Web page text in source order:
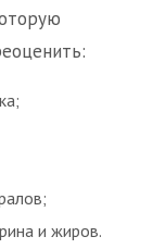
и жиров.